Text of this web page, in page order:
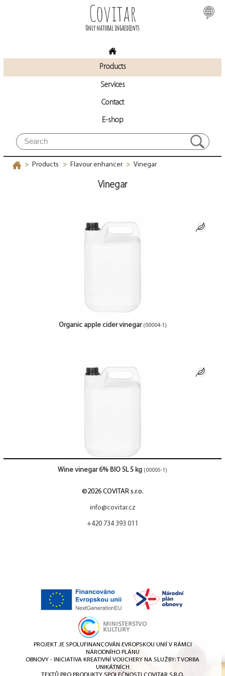
Covitar
Only natural ingredients
Products
Services
Contact
E-shop
> Products > Flavour enhancer > Vinegar
Vinegar
Organic apple cider vinegar (00004-1)
Wine vinegar 6% BIO 5L 5 kg (00005-1)
©2026 COVITAR s.r.o.
info@covitar.cz
+420 734 393 011
PROJEKT JE SPOLUFINANCOVÁN EVROPSKOU UNIÍ V RÁMCI
NÁRODNÍHO PLÁNU
OBNOVY - INICIATIVA KREATIVNÍ VOUCHERY NA SLUŽBY: TVORBA
UNIKÁTNÍCH